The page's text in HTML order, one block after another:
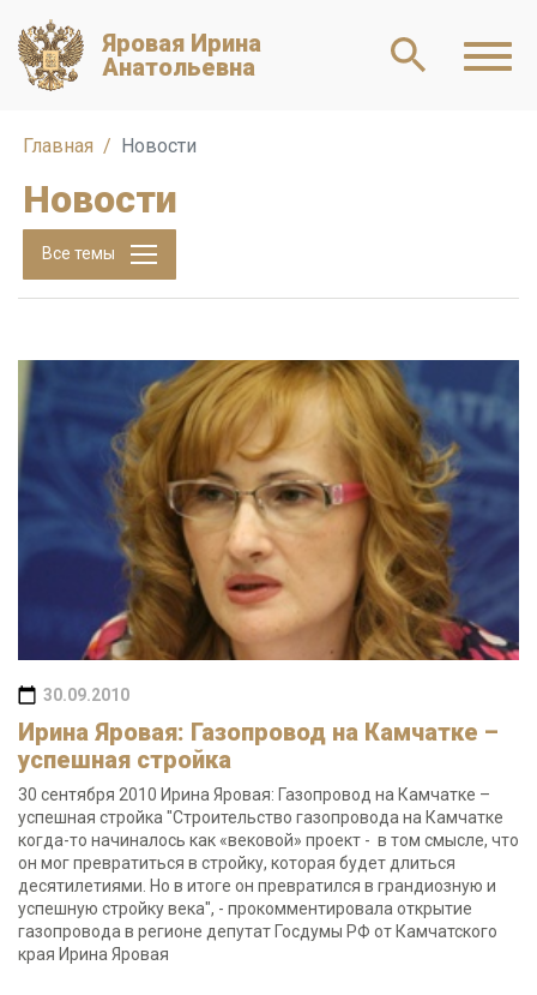
Яровая Ирина
Анатольевна
Главная Новости
Новости
Все темы
30.09.2010
Ирина Яровая: Газопровод на Камчатке –
успешная стройка
30 сентября 2010 Ирина Яровая: Газопровод на Камчатке –
успешная стройка "Строительство газопровода на Камчатке
когда-то начиналось как «вековой» проект - в том смысле, что
он мог превратиться в стройку, которая будет длиться
десятилетиями. Но в итоге он превратился в грандиозную и
успешную стройку века", - прокомментировала открытие
газопровода в регионе депутат Госдумы РФ от Камчатского
края Ирина Яровая